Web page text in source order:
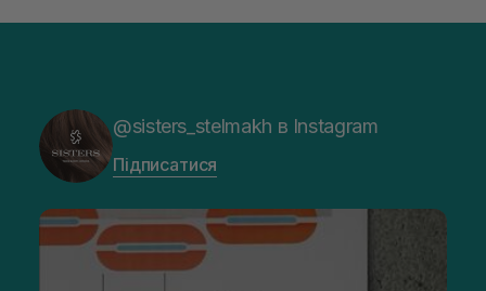
@sisters_stelmakh в Instagram
Підписатися